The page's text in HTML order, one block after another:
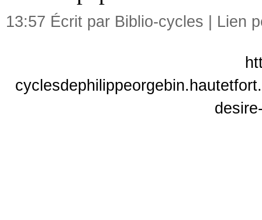
13:57 Écrit par Biblio-cycles | Lien